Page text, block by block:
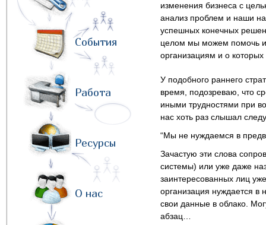
События
Работа
Ресурсы
О нас
изменения бизнеса с
анализ проблем и наши
успешных конечных
целом мы можем помочь
организациям и о
У подобного раннего
время, подозреваю, что
иными трудностями при
нас хоть раз слышал
“Мы не нуждаемся в
Зачастую эти слова
системы) или уже даже
заинтересованных лиц
организация нуждается
свои данные в облако.
абзац…